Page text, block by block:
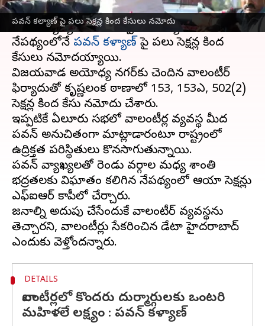
పవన్ కల్యాణ్ పై పలు సెక్షన్ల కింద కేసులు నమోదు
ఆంధ్రప్రదేశ్రాష్ట్రంలో వాలంటీర్ వ్యవస్థపై జనసేనాని
చేసిన వ్యాఖ్యలు వివాదాస్పదమయ్యాయి. ఈ
నేపథ్యంలోనే పవన్ కళ్యాణ్ పై పలు సెక్షన్ల కింద
కేసులు నమోదయ్యాయి.
విజయవాడ అయోధ్య నగర్‌కు చెందిన వాలంటీర్
ఫిర్యాదుతో కృష్ణలంక ఠాణాలో 153, 153ఎ, 502(2)
సెక్షన్ల కింద కేసు నమోదు చేశారు.
ఇప్పటికే ఏలూరు సభలో వాలంటీర్ల వ్యవస్థ మీద
పవన్ అనుచితంగా మాట్లాడారంటూ రాష్ట్రంలో
ఉద్రిక్తత పరిస్థితులు కొనసాగుతున్నాయి.
పవన్ వ్యాఖ్యలతో రెండు వర్గాల మధ్య శాంతి
భద్రతలకు విఘాతం కలిగిన నేపథ్యంలో ఆయా సెక్షన్లు
ఎఫ్ఐఆర్ కాపీలో చేర్చారు.
జనాల్ని అదుపు చేసేందుకే వాలంటీర్‌ వ్యవస్థను
తెచ్చారని, వాలంటీర్లు సేకరించిన డేటా హైదరాబాద్
DETAILS
వాలంటీర్లలో కొందరు దుర్మార్గులకు ఒంటరి
మహిళలే లక్ష్యం : పవన్ కళ్యాణ్